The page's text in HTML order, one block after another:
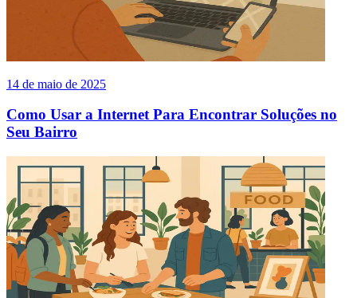
14 de maio de 2025
Como Usar a Internet Para Encontrar Soluções no
Seu Bairro